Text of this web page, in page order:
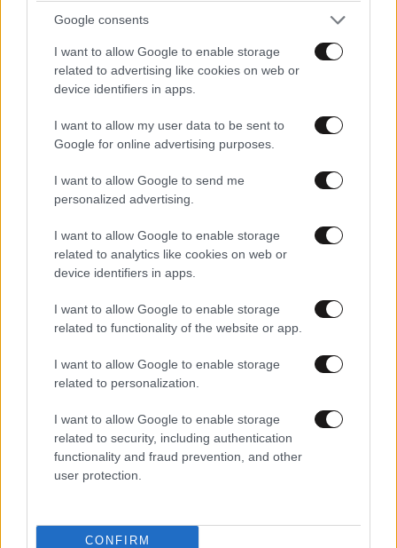
Google consents
I want to allow Google to enable storage
related to advertising like cookies on web or
device identifiers in apps.
I want to allow my user data to be sent to
Google for online advertising purposes.
I want to allow Google to send me
personalized advertising.
I want to allow Google to enable storage
related to analytics like cookies on web or
device identifiers in apps.
I want to allow Google to enable storage
related to functionality of the website or app.
I want to allow Google to enable storage
related to personalization.
I want to allow Google to enable storage
related to security, including authentication
functionality and fraud prevention, and other
user protection.
CONFIRM
ΕΛΛΑΔΑ3 ω. πριν
Αυγούστου